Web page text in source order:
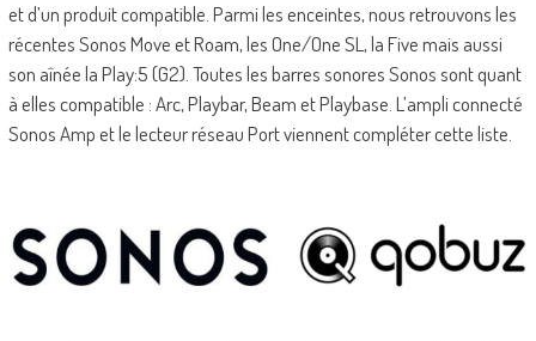
et d’un produit compatible. Parmi les enceintes, nous retrouvons les
récentes Sonos Move et Roam, les One/One SL, la Five mais aussi
son aînée la Play:5 (G2). Toutes les barres sonores Sonos sont quant
à elles compatible : Arc, Playbar, Beam et Playbase. L’ampli connecté
Sonos Amp et le lecteur réseau Port viennent compléter cette liste.